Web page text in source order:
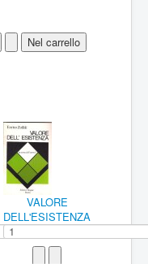
VALORE
DELL'ESISTENZA